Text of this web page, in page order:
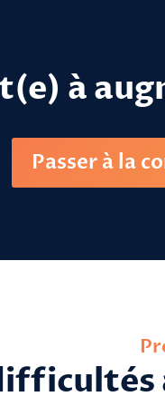
à
Passer à la